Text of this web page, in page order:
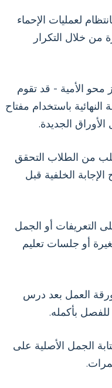
لعمليات الإحماء
من خلال التكرار
محو الأمية - قد تقوم
باستخدام مفتاح
الأوراق الجديدة.
من الطلاب التحقق
الإجابة الخلفية قبل
التعريفات أو الجمل
أو جلسات تعليم
العمل بعد درس
بأكمله.
الجمل الأصلية على